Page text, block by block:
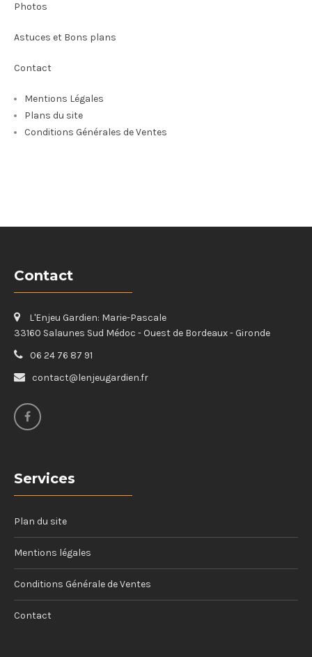
Photos
Astuces et Bons plans
Contact
Mentions Légales
Plans du site
Conditions Générales de Ventes
Contact
L'Enjeu Gardien: Marie-Pascale
33160 Salaunes Sud Médoc - Ouest de Bordeaux - Gironde
06 24 76 87 91
contact@lenjeugardien.fr
Services
Plan du site
Mentions légales
Conditions Générale de Ventes
Contact